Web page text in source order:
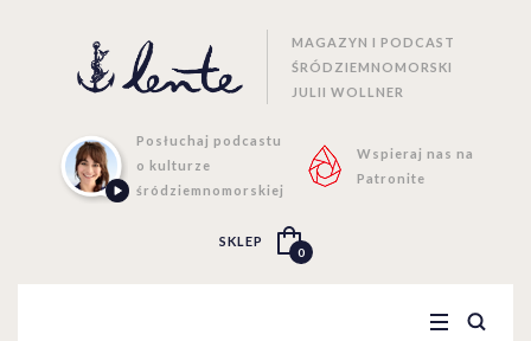
MAGAZYN I PODCAST
ŚRÓDZIEMNOMORSKI
JULII WOLLNER
Posłuchaj podcastu
o kulturze
śródziemnomorskiej
Wspieraj nas na
Patronite
SKLEP
0